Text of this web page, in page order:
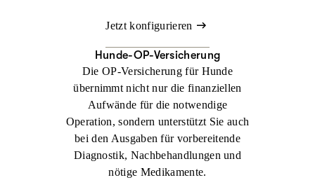
Jetzt konfigurieren
Hunde-OP-Versicherung
Die OP-Versicherung für Hunde
übernimmt nicht nur die finanziellen
Aufwände für die notwendige
Operation, sondern unterstützt Sie auch
bei den Ausgaben für vorbereitende
Diagnostik, Nachbehandlungen und
nötige Medikamente.